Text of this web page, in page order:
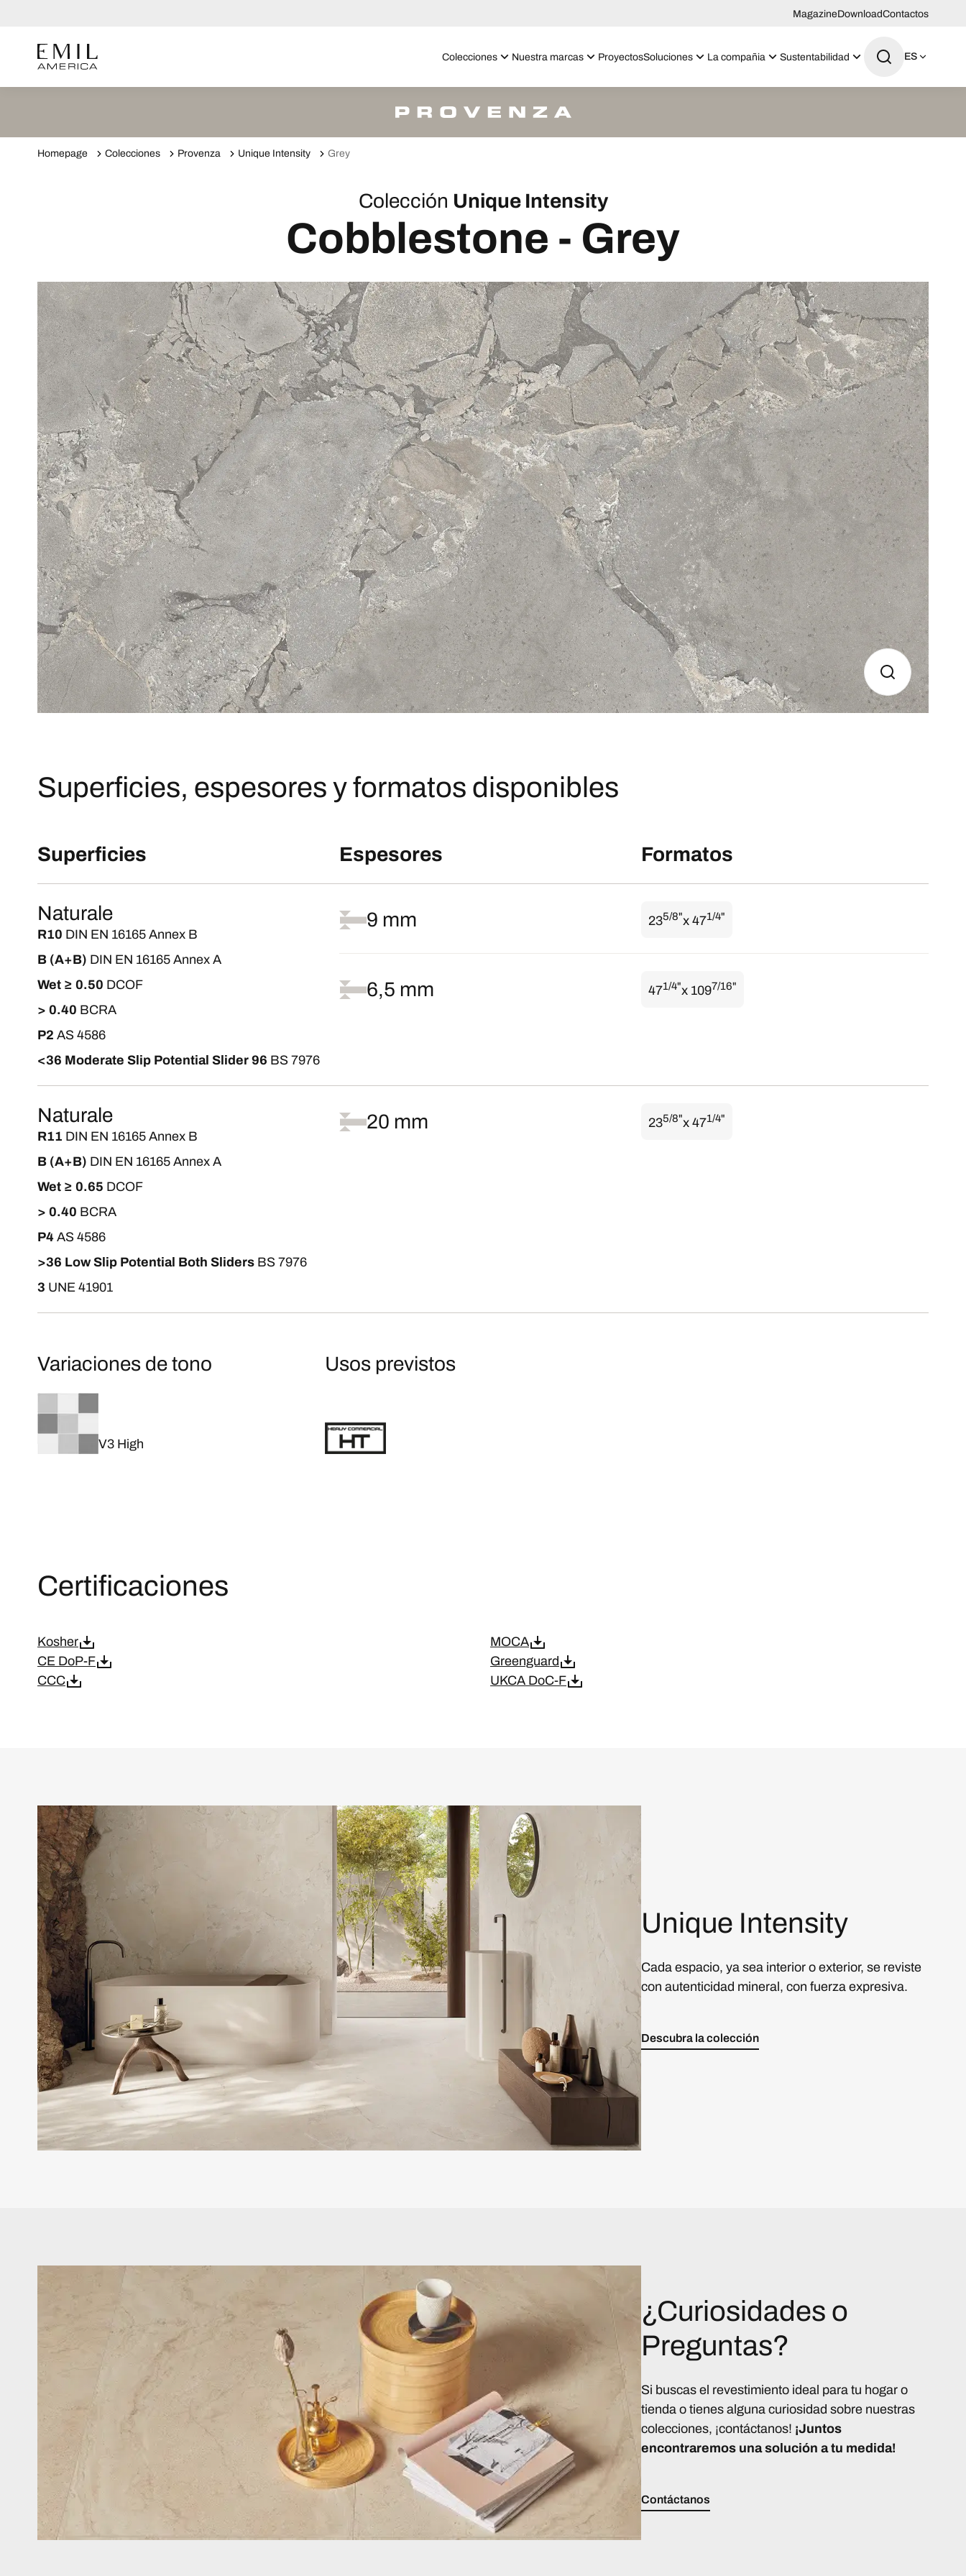
MagazineDownloadContactos
Colecciones Nuestra marcas ProyectosSoluciones La compañia Sustentabilidad ES
Homepage Colecciones Provenza Unique Intensity Grey
Colección Unique Intensity
Cobblestone - Grey
Superficies, espesores y formatos disponibles
Superficies Espesores Formatos
Naturale
R10 DIN EN 16165 Annex B
B (A+B) DIN EN 16165 Annex A
Wet ≥ 0.50 DCOF
> 0.40 BCRA
P2 AS 4586
<36 Moderate Slip Potential Slider 96 BS 7976
9 mm 235/8"x 471/4"
6,5 mm 471/4"x 1097/16"
Naturale
R11 DIN EN 16165 Annex B
B (A+B) DIN EN 16165 Annex A
Wet ≥ 0.65 DCOF
> 0.40 BCRA
P4 AS 4586
>36 Low Slip Potential Both Sliders BS 7976
3 UNE 41901
20 mm 235/8"x 471/4"
Variaciones de tono
V3 High
Usos previstos
Certificaciones
Kosher
MOCA
CE DoP-F
Greenguard
CCC
UKCA DoC-F
Unique Intensity
Cada espacio, ya sea interior o exterior, se reviste
con autenticidad mineral, con fuerza expresiva.
Descubra la colección
¿Curiosidades o
Preguntas?
Si buscas el revestimiento ideal para tu hogar o
tienda o tienes alguna curiosidad sobre nuestras
colecciones, ¡contáctanos! ¡Juntos
encontraremos una solución a tu medida!
Contáctanos